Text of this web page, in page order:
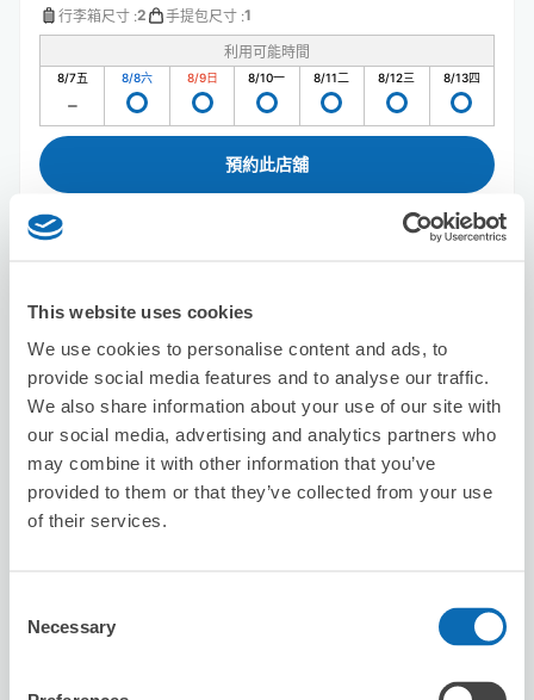
This website uses cookies
We use cookies to personalise content and ads, to
provide social media features and to analyse our traffic.
We also share information about your use of our site with
our social media, advertising and analytics partners who
may combine it with other information that you’ve
provided to them or that they’ve collected from your use
of their services.
Selection
Necessary
行李箱尺寸 :2 手提包尺寸 :1
利用可能時間
8/7五 8/8六 8/9日 8/10一 8/11二 8/12三 8/13四
預約此店舖
从Shibuya站步行5分钟。
8/7五 四